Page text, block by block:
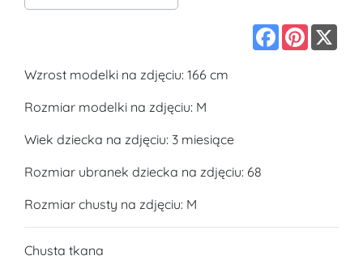
Facebook
Pinterest
Wzrost modelki na zdjęciu: 166 cm
Rozmiar modelki na zdjęciu: M
Wiek dziecka na zdjęciu: 3 miesiące
Rozmiar ubranek dziecka na zdjęciu: 68
Rozmiar chusty na zdjęciu: M
Chusta tkana